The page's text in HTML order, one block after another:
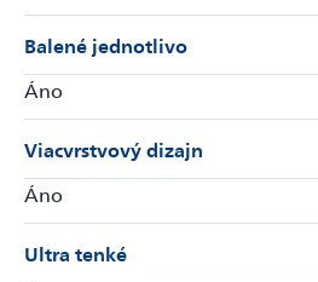
Balené jednotlivo
Áno
Viacvrstvový dizajn
Áno
Ultra tenké